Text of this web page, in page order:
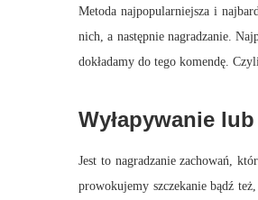
Metoda najpopularniejsza i
nich, a następnie nagradzanie.
dokładamy do tego komendę.
Wyłapywanie
Jest to nagradzanie zachowań,
prowokujemy szczekanie bądź